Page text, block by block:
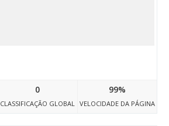
0
CLASSIFICAÇÃO GLOBAL
99%
VELOCIDADE DA PÁGINA